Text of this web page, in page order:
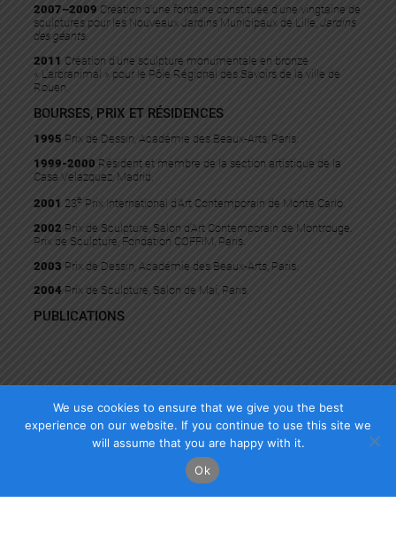
2007–2009 Création d’une fontaine constituée d’une vingtaine de
sculptures pour les Nouveaux Jardins Municipaux de Lille, Jardins
des géants.
2011 Création d’une sculpture monumentale en bronze
« L’arbranimal » pour le Pôle Régional des Savoirs de la ville de
Rouen.
BOURSES, PRIX ET RÉSIDENCES
1995 Prix de Dessin, Académie des Beaux-Arts, Paris.
1999-2000 Résident et membre de la section artistique de la
Casa Velazquez, Madrid.
2001 23e Prix International d’Art Contemporain de Monte Carlo.
2002 Prix de Sculpture, Salon d’Art Contemporain de Montrouge.
Prix de Sculpture, Fondation COFFIM, Paris.
2003 Prix de Dessin, Académie des Beaux-Arts, Paris.
2004 Prix de Sculpture, Salon de Mai, Paris.
PUBLICATIONS
Copyright Mazel Galerie 2025
We use cookies to ensure that we give you the best
experience on our website. If you continue to use this site we
will assume that you are happy with it.
Ok